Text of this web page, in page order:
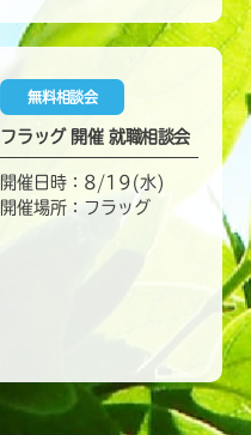
無料相談会
フラッグ 開催 就職相談会
開催日時：8/19(水)
開催場所：フラッグ